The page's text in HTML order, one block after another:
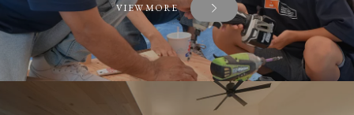
VIEW MORE